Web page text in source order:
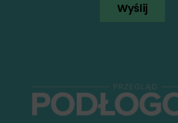
Wyślij